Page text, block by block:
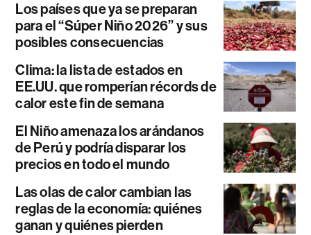
Los países que ya se preparan
para el “Súper Niño 2026” y sus
posibles consecuencias
Clima: la lista de estados en
EE.UU. que romperían récords de
calor este fin de semana
El Niño amenaza los arándanos
de Perú y podría disparar los
precios en todo el mundo
Las olas de calor cambian las
reglas de la economía: quiénes
ganan y quiénes pierden